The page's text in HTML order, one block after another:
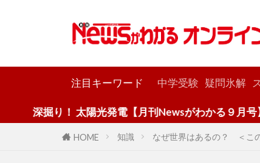
注目キーワード 中学受験 疑問氷解
！ 太陽光発電【月刊Newsがわかる９月号】
HOME 知識 なぜ世界はあるの？ ＜こ